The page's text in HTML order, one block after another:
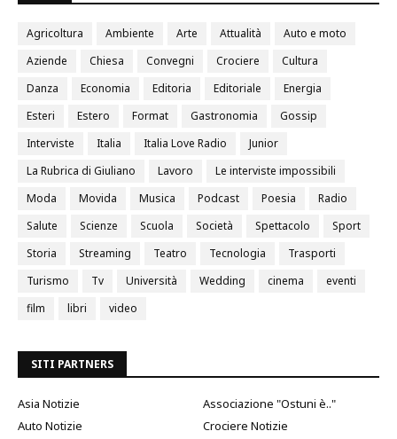
Agricoltura Ambiente Arte Attualità
Auto e moto
Aziende
Chiesa Convegni Crociere
Cultura
Danza
Economia Editoria Editoriale
Energia
Esteri
Estero Format Gastronomia
Gossip
Interviste
Italia Italia Love Radio
Junior
La Rubrica di Giuliano
Lavoro
Le interviste impossibili
Moda
Movida Musica Podcast Poesia
Radio
Salute
Scienze Scuola Società Spettacolo
Sport
Storia
Streaming Teatro Tecnologia
Trasporti
Turismo
Tv Università Wedding cinema
eventi
film
libri video
SITI PARTNERS
Asia Notizie
Associazione "Ostuni è.."
Auto Notizie
Crociere Notizie